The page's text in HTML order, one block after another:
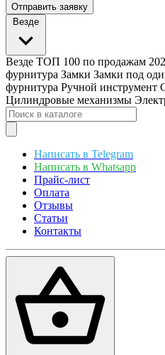
Отправить заявку
Везде
Везде ТОП 100 по продажам
фурнитура Замки Замки под
фурнитура Ручной инструмент
Цилиндровые механизмы
Написать в Telegram
Написать в Whatsapp
Прайс-лист
Оплата
Отзывы
Статьи
Контакты